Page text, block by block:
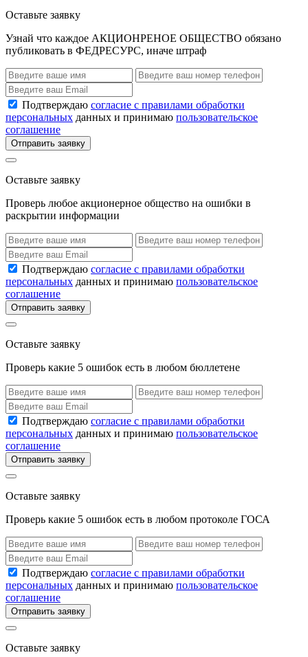
Оставьте заявку
Узнай что каждое АКЦИОНРЕНОЕ ОБЩЕСТВО обязано
публиковать в ФЕДРЕСУРС, иначе штраф
Подтверждаю согласие с правилами обработки
персональных данных и принимаю пользовательское
соглашение
Отправить заявку
Оставьте заявку
Проверь любое акционерное общество на ошибки в
раскрытии информации
Подтверждаю согласие с правилами обработки
персональных данных и принимаю пользовательское
соглашение
Отправить заявку
Оставьте заявку
Проверь какие 5 ошибок есть в любом бюллетене
Подтверждаю согласие с правилами обработки
персональных данных и принимаю пользовательское
соглашение
Отправить заявку
Оставьте заявку
Проверь какие 5 ошибок есть в любом протоколе ГОСА
Подтверждаю согласие с правилами обработки
персональных данных и принимаю пользовательское
соглашение
Отправить заявку
Оставьте заявку